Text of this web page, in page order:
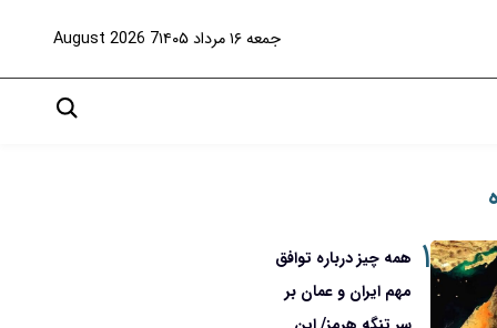
جمعه ۱۶ مرداد ۱۴۰۵ 7 August 2026
۱ همه چیز درباره توافق
مهم ایران و عمان بر